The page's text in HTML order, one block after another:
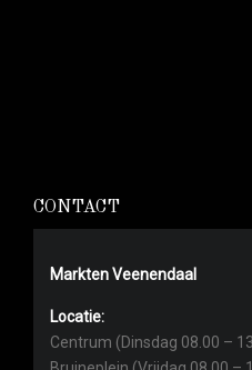
CONTACT
Markten Veenendaal
Locatie:
Centrum (Dinsdag 08.00 –